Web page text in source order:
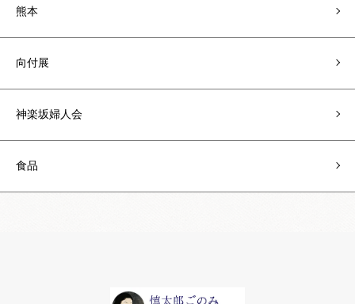
熊本
向付展
神楽坂婦人会
食品